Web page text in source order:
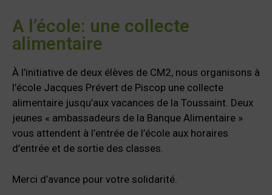
A l’école: une collecte
alimentaire
À l’initiative de deux élèves de CM2, nous organisons à
l’école Jacques Prévert de Piscop une collecte
alimentaire jusqu’aux vacances de la Toussaint. Deux
jeunes « ambassadeurs de la Banque Alimentaire »
vous attendent à l’entrée de l’école aux horaires
d’entrée et de sortie des classes.
Merci d’avance pour votre solidarité.